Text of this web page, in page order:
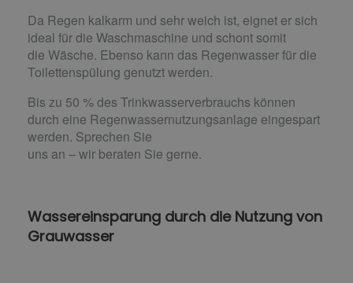
Da Regen kalkarm und sehr weich ist, eignet er sich
ideal für die Waschmaschine und schont somit
die Wäsche. Ebenso kann das Regenwasser für die
Toilettenspülung genutzt werden.
Bis zu 50 % des Trinkwasserverbrauchs können
durch eine Regenwassernutzungsanlage eingespart
werden. Sprechen Sie
uns an – wir beraten Sie gerne.
Wassereinsparung durch die Nutzung von
Grauwasser